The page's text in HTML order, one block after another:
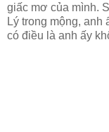
giấc mơ của mình.
Lý trong mộng,
có điều là anh ấy